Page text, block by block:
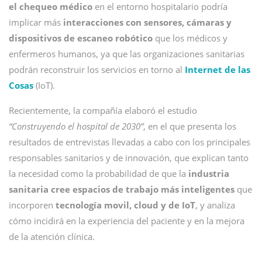
el chequeo médico en el entorno hospitalario podría
implicar más interacciones con sensores, cámaras y
dispositivos de escaneo robótico que los médicos y
enfermeros humanos, ya que las organizaciones sanitarias
podrán reconstruir los servicios en torno al Internet de las
Cosas (IoT).
Recientemente, la compañía elaboró el estudio
“Construyendo el hospital de 2030”, en el que presenta los
resultados de entrevistas llevadas a cabo con los principales
responsables sanitarios y de innovación, que explican tanto
la necesidad como la probabilidad de que la industria
sanitaria cree espacios de trabajo más inteligentes que
incorporen tecnología movil, cloud y de IoT, y analiza
cómo incidirá en la experiencia del paciente y en la mejora
de la atención clínica.